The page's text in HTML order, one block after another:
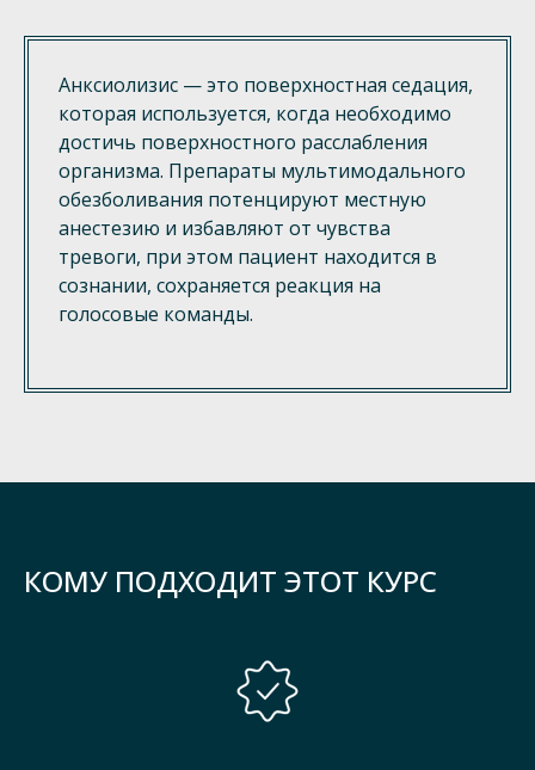
Анксиолизис — это поверхностная седация,
которая используется, когда необходимо
достичь поверхностного расслабления
организма. Препараты мультимодального
обезболивания потенцируют местную
анестезию и избавляют от чувства
тревоги, при этом пациент находится в
сознании, сохраняется реакция на
голосовые команды.
КОМУ ПОДХОДИТ ЭТОТ КУРС